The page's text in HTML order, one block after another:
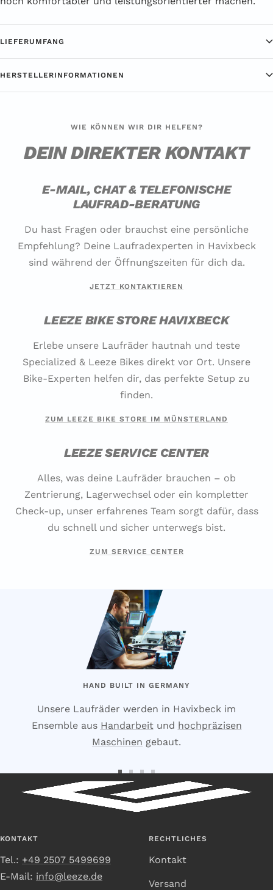
LIEFERUMFANG
HERSTELLERINFORMATIONEN
WIE KÖNNEN WIR DIR HELFEN?
DEIN DIREKTER KONTAKT
E-MAIL, CHAT & TELEFONISCHE
LAUFRAD-BERATUNG
Du hast Fragen oder brauchst eine persönliche
Empfehlung? Deine Laufradexperten in Havixbeck
sind während der Öffnungszeiten für dich da.
JETZT KONTAKTIEREN
LEEZE BIKE STORE HAVIXBECK
Erlebe unsere Laufräder hautnah und teste
Specialized & Leeze Bikes direkt vor Ort. Unsere
Bike-Experten helfen dir, das perfekte Setup zu
finden.
ZUM LEEZE BIKE STORE IM MÜNSTERLAND
LEEZE SERVICE CENTER
Alles, was deine Laufräder brauchen – ob
Zentrierung, Lagerwechsel oder ein kompletter
Check-up, unser erfahrenes Team sorgt dafür, dass
du schnell und sicher unterwegs bist.
ZUM SERVICE CENTER
HAND BUILT IN GERMANY
Unsere Laufräder werden in Havixbeck im
Ensemble aus Handarbeitund hochpräzisen
Maschinen gebaut.
Zur
Slide
1
Zur
Slide
2
Slide
3
Slide
4
KONTAKT
Tel.: +49 2507 5499699
E-Mail: info@leeze.de
RECHTLICHES
Kontakt
Versand